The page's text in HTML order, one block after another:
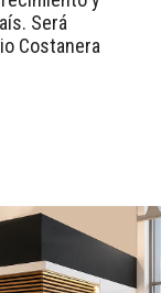
Será
Costanera